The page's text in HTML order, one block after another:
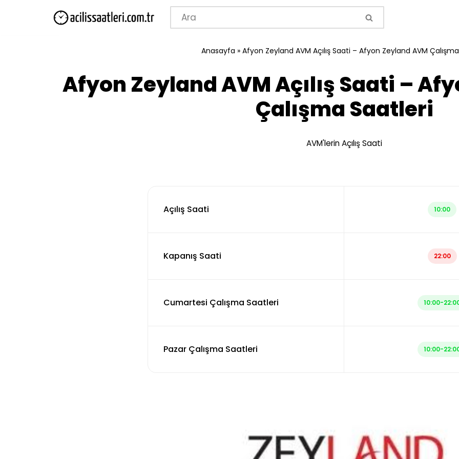
Anasayfa » Afyon Zeyland AVM Açılış Saati – Afyon Zeyland AVM
Afyon Zeyland AVM Açılış Saati –
Çalışma Saatleri
AVM'lerin Açılış Saati
Açılış Saati 10:00
Kapanış Saati 22:00
Cumartesi Çalışma Saatleri 10:00-
Pazar Çalışma Saatleri 10:00-